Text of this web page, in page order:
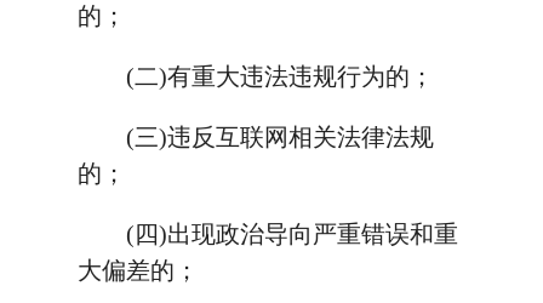
的；
(二)有重大违法违规行为的；
(三)违反互联网相关法律法规
的；
(四)出现政治导向严重错误和重
大偏差的；